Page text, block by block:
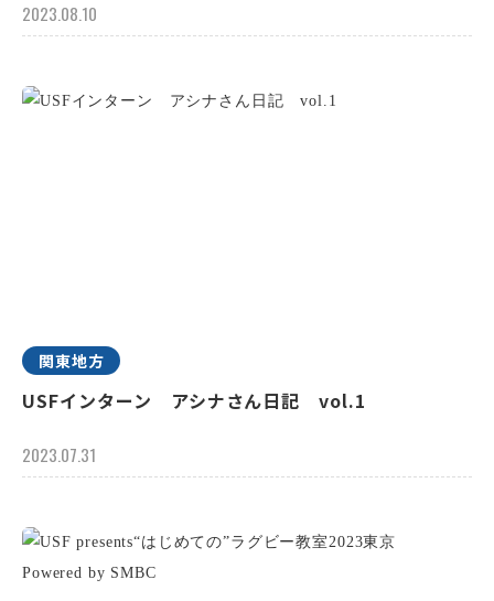
2023.08.10
関東地方
USFインターン アシナさん日記 vol.1
2023.07.31